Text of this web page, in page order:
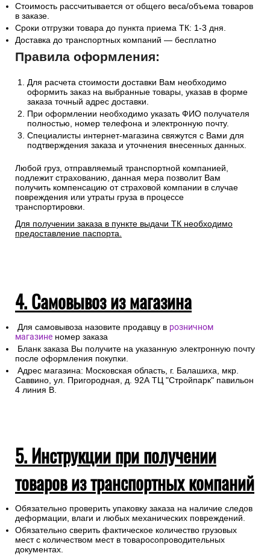
Стоимость рассчитывается от общего веса/объема товаров
в заказе.
Сроки отгрузки товара до пункта приема ТК: 1-3 дня.
Доставка до транспортных компаний — бесплатно
Правила оформления:
Для расчета стоимости доставки Вам необходимо
оформить заказ на выбранные товары, указав в форме
заказа точный адрес доставки.
При оформлении необходимо указать ФИО получателя
полностью, номер телефона и электронную почту.
Специалисты интернет-магазина свяжутся с Вами для
подтверждения заказа и уточнения внесенных данных.
Любой груз, отправляемый транспортной компанией,
подлежит страхованию, данная мера позволит Вам
получить компенсацию от страховой компании в случае
повреждения или утраты груза в процессе
транспортировки.
Для получении заказа в пункте выдачи ТК необходимо
предоставление паспорта.
4. Самовывоз из магазина
Для самовывоза назовите продавцу в розничном
магазине номер заказа
Бланк заказа Вы получите на указанную электронную почту
после оформления покупки.
Адрес магазина: Московская область, г. Балашиха, мкр.
Саввино, ул. Пригородная, д. 92А ТЦ "Стройпарк" павильон
4 линия В.
5. Инструкции при получении
товаров из транспортных компаний
Обязательно проверить упаковку заказа на наличие следов
деформации, влаги и любых механических повреждений.
Обязательно сверить фактическое количество грузовых
мест с количеством мест в товаросопроводительных
документах.